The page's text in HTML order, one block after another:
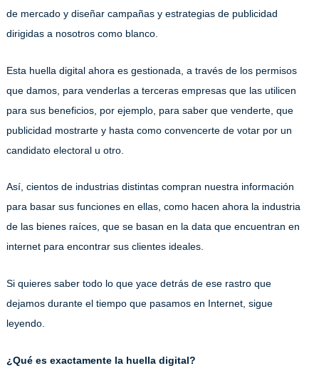
de mercado y diseñar campañas y estrategias de publicidad
dirigidas a nosotros como blanco.
Esta huella digital ahora es gestionada, a través de los permisos
que damos, para venderlas a terceras empresas que las utilicen
para sus beneficios, por ejemplo, para saber que venderte, que
publicidad mostrarte y hasta como convencerte de votar por un
candidato electoral u otro.
Así, cientos de industrias distintas compran nuestra información
para basar sus funciones en ellas, como hacen ahora la industria
de las bienes raíces, que se basan en la data que encuentran en
internet para encontrar sus clientes ideales.
Si quieres saber todo lo que yace detrás de ese rastro que
dejamos durante el tiempo que pasamos en Internet, sigue
leyendo.
¿Qué es exactamente la huella digital?